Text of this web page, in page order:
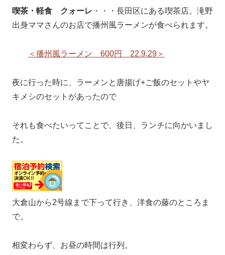
喫茶・軽食 クォーレ ・・・長田区にある喫茶店。滝野
出身ママさんのお店で播州風ラーメンが食べられます。
＜播州風ラーメン 600円 22.9.29＞
夜に行った時に、ラーメンと唐揚げ+ご飯のセットやヤ
キメシのセットがあったので
それも食べたいってことで、後日、ランチに向かいまし
た。
大倉山から2号線まで下って行き、洋食の藤のところま
で。
相変わらず、お昼の時間は行列。